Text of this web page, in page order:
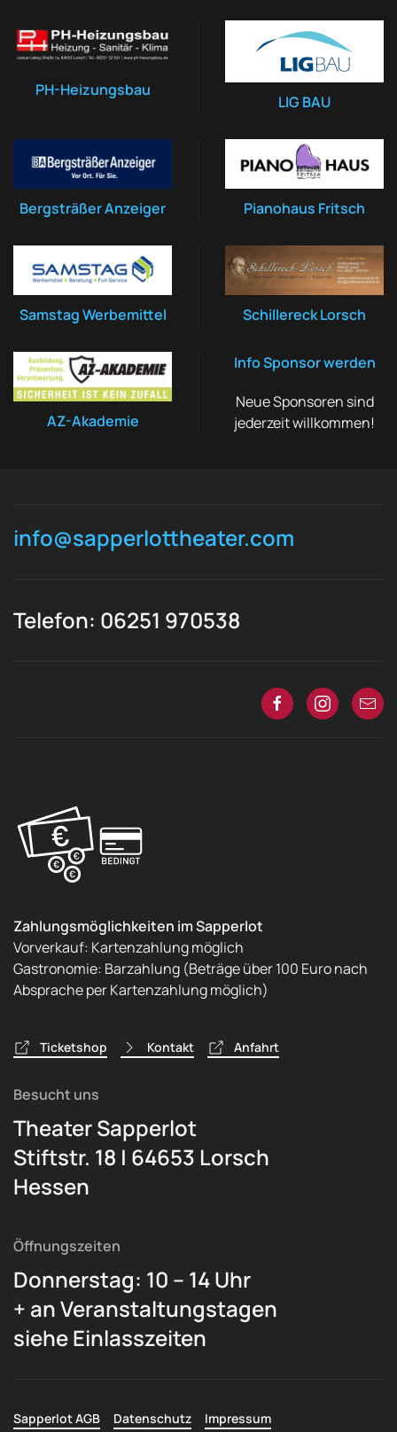
PH-Heizungsbau
LIG BAU
Bergsträßer Anzeiger Pianohaus Fritsch
Samstag Werbemittel Schillereck Lorsch
AZ-Akademie
Info Sponsor werden
Neue Sponsoren sind
jederzeit willkommen!
info@sapperlottheater.com
Telefon: 06251 970538
Zahlungsmöglichkeiten im Sapperlot
Vorverkauf: Kartenzahlung möglich
Gastronomie: Barzahlung (Beträge über 100 Euro nach
Absprache per Kartenzahlung möglich)
Ticketshop Kontakt Anfahrt
Besucht uns
Theater Sapperlot
Stiftstr. 18 | 64653 Lorsch
Hessen
Öffnungszeiten
Donnerstag: 10 – 14 Uhr
+ an Veranstaltungstagen
siehe Einlasszeiten
Sapperlot AGB Datenschutz Impressum